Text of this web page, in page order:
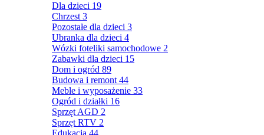
Dla dzieci 19
Chrzest 3
Pozostałe dla dzieci 3
Ubranka dla dzieci 4
Wózki foteliki samochodowe 2
Zabawki dla dzieci 15
Dom i ogród 89
Budowa i remont 44
Meble i wyposażenie 33
Ogród i działki 16
Sprzęt AGD 2
Sprzęt RTV 2
Edukacja 44